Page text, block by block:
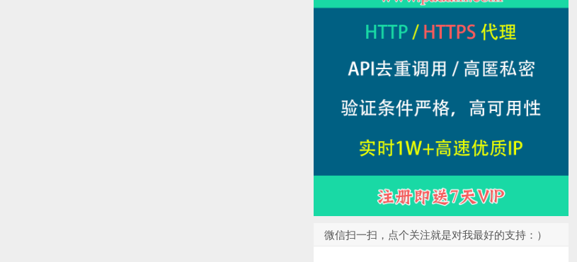
微信扫一扫，点个关注就是对我最好的支持：）